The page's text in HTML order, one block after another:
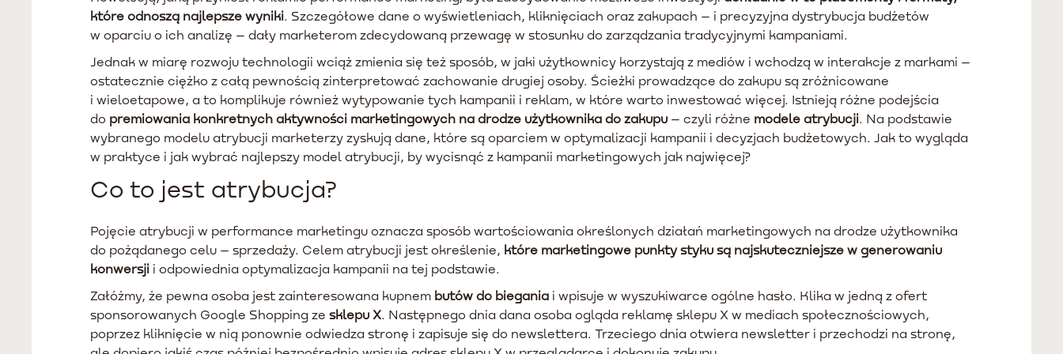
które odnoszą najlepsze wyniki. Szczegółowe dane o wyświetleniach, kliknięciach oraz zakupach – i precyzyjna dystrybucja budżetów
w oparciu o ich analizę – dały marketerom zdecydowaną przewagę w stosunku do zarządzania tradycyjnymi kampaniami.
Jednak w miarę rozwoju technologii wciąż zmienia się też sposób, w jaki użytkownicy korzystają z mediów i wchodzą w interakcje z markami –
ostatecznie ciężko z całą pewnością zinterpretować zachowanie drugiej osoby. Ścieżki prowadzące do zakupu są zróżnicowane
i wieloetapowe, a to komplikuje również wytypowanie tych kampanii i reklam, w które warto inwestować więcej. Istnieją różne podejścia
do premiowania konkretnych aktywności marketingowych na drodze użytkownika do zakupu – czyli różne modele atrybucji. Na podstawie
wybranego modelu atrybucji marketerzy zyskują dane, które są oparciem w optymalizacji kampanii i decyzjach budżetowych. Jak to wygląda
w praktyce i jak wybrać najlepszy model atrybucji, by wycisnąć z kampanii marketingowych jak najwięcej?
Co to jest atrybucja?
Pojęcie atrybucji w performance marketingu oznacza sposób wartościowania określonych działań marketingowych na drodze użytkownika
do pożądanego celu – sprzedaży. Celem atrybucji jest określenie, które marketingowe punkty styku są najskuteczniejsze w generowaniu
konwersji i odpowiednia optymalizacja kampanii na tej podstawie.
Załóżmy, że pewna osoba jest zainteresowana kupnem butów do biegania i wpisuje w wyszukiwarce ogólne hasło. Klika w jedną z ofert
sponsorowanych Google Shopping ze sklepu X. Następnego dnia dana osoba ogląda reklamę sklepu X w mediach społecznościowych,
poprzez kliknięcie w nią ponownie odwiedza stronę i zapisuje się do newslettera. Trzeciego dnia otwiera newsletter i przechodzi na stronę,